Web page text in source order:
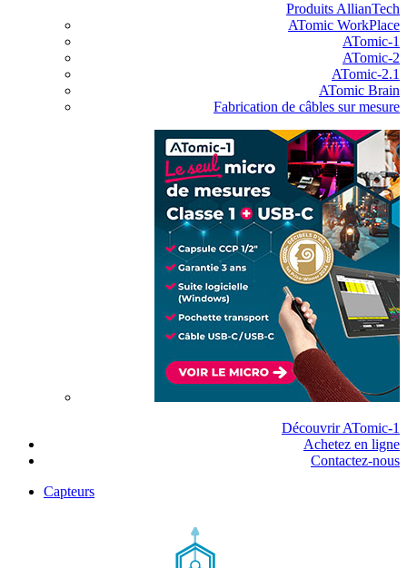
Produits AllianTech
ATomic WorkPlace
ATomic-1
ATomic-2
ATomic-2.1
ATomic Brain
Fabrication de câbles sur mesure
Découvrir ATomic-1
Achetez en ligne
Contactez-nous
Capteurs